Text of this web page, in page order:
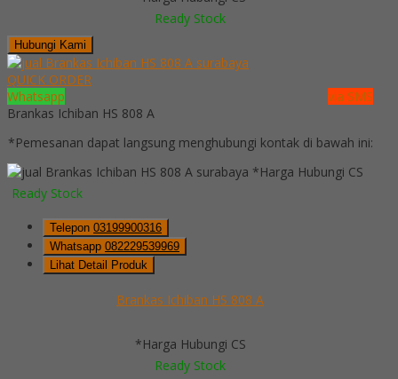
Ready Stock
Hubungi Kami
QUICK ORDER
Whatsapp
via SMS
Brankas Ichiban HS 808 A
*Pemesanan dapat langsung menghubungi kontak di bawah ini:
*Harga Hubungi CS
Ready Stock
Telepon 03199900316
Whatsapp 082229539969
Lihat Detail Produk
Brankas Ichiban HS 808 A
*Harga Hubungi CS
Ready Stock